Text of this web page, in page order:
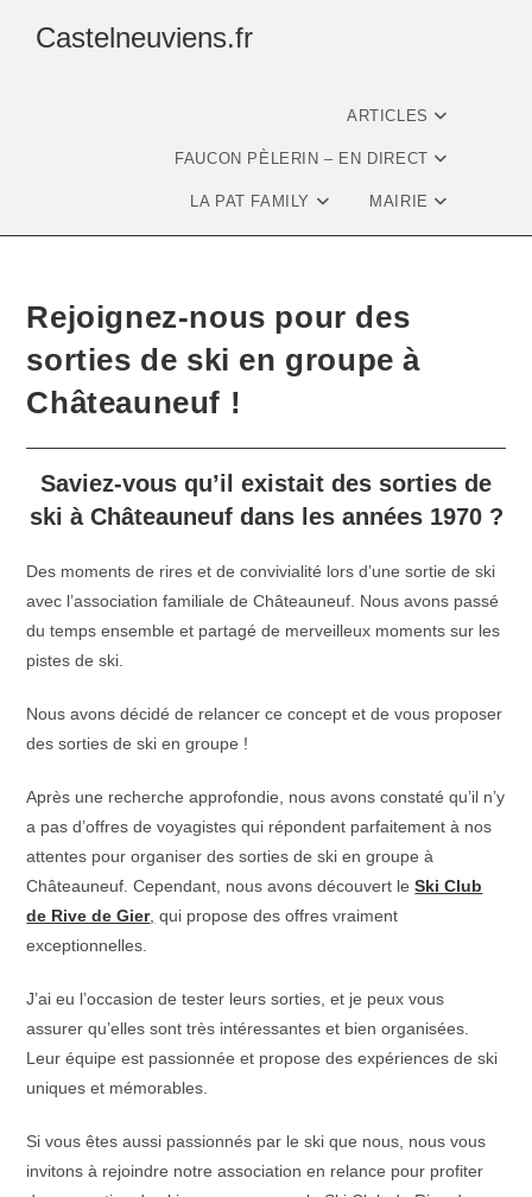
Castelneuviens.fr
ARTICLES
FAUCON PÈLERIN – EN DIRECT
LA PAT FAMILY MAIRIE
Rejoignez-nous pour des
sorties de ski en groupe à
Châteauneuf !
Saviez-vous qu’il existait des sorties de
ski à Châteauneuf dans les années 1970 ?
Des moments de rires et de convivialité lors d’une sortie de ski
avec l’association familiale de Châteauneuf. Nous avons passé
du temps ensemble et partagé de merveilleux moments sur les
pistes de ski.
Nous avons décidé de relancer ce concept et de vous proposer
des sorties de ski en groupe !
Après une recherche approfondie, nous avons constaté qu’il n’y
a pas d’offres de voyagistes qui répondent parfaitement à nos
attentes pour organiser des sorties de ski en groupe à
Châteauneuf. Cependant, nous avons découvert leSki Club
de Rive de Gier, qui propose des offres vraiment
exceptionnelles.
J’ai eu l’occasion de tester leurs sorties, et je peux vous
assurer qu’elles sont très intéressantes et bien organisées.
Leur équipe est passionnée et propose des expériences de ski
uniques et mémorables.
Si vous êtes aussi passionnés par le ski que nous, nous vous
invitons à rejoindre notre association en relance pour profiter